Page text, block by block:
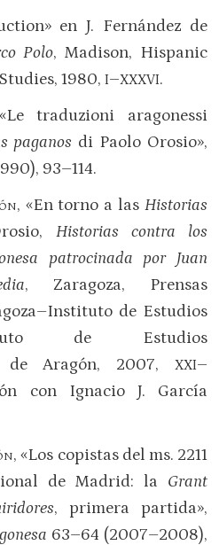
en J. Fernández de
Polo, Madison, Hispanic
1980,I–XXXVI.
traduzioni aragonessi
paganos di Paolo Orosio»,
93–114.
, «En torno a las Historias
Historias contra los
patrocinada por Juan
, Zaragoza, Prensas
de Estudios
de Estudios
de Aragón, 2007,
XXI–
con Ignacio J. García
, «Los copistas del ms. 2211
de Madrid: la Grant
, primera partida»,
63–64 (2007–2008),